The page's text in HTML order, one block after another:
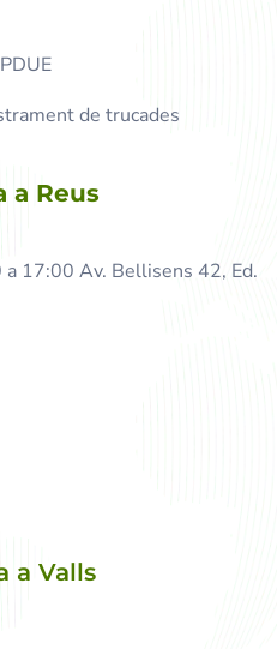
de trucades
a Reus
17:00 Av. Bellisens 42, Ed.
a Valls